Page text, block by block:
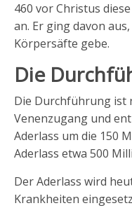
460 vor Christus
an. Er ging davon
Körpersäfte gebe.
Die
Die Durchführung ist
Venenzugang und
Aderlass um die 150
Aderlass etwa 500
Der Aderlass wird
Krankheiten